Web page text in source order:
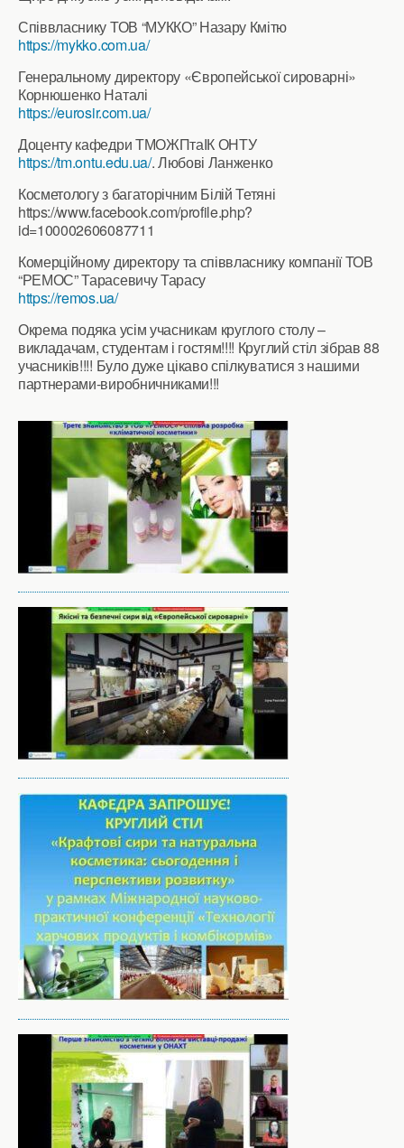
Співвласнику ТОВ “МУККО” Назару Кмітю
https://mykko.com.ua/
Генеральному директору «Європейської сироварні»
Корнюшенко Наталі
https://eurosir.com.ua/
Доценту кафедри ТМОЖПтаІК ОНТУ
https://tm.ontu.edu.ua/. Любові Ланженко
Косметологу з багаторічним Білій Тетяні
https://www.facebook.com/profile.php?
id=100002606087711
Комерційному директору та співвласнику компанії ТОВ
“РЕМОС” Тарасевичу Тарасу
https://remos.ua/
Окрема подяка усім учасникам круглого столу –
викладачам, студентам і гостям!!!! Круглий стіл зібрав 88
учасників!!!! Було дуже цікаво спілкуватися з нашими
партнерами-виробничниками!!!